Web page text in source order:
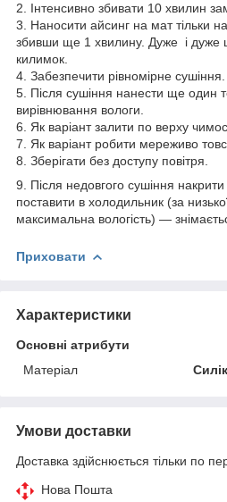
2. Інтенсивно збивати 10 хвилин
3. Наносити айсинг на мат тільки
збивши ще 1 хвилину. Дуже і дуже
килимок.
4. Забезпечити рівномірне сушіння.
5. Після сушіння нанести ще один
вирівнювання вологи.
6. Як варіант залити по верху
7. Як варіант робити мереживо
8. Зберігати без доступу повітря.
9. Після недовгого сушіння
поставити в холодильник (за
максимальна вологість) —
Приховати
Характеристики
Основні атрибути
Матеріал
Умови доставки
Доставка здійснюється тільки по
Нова Пошта